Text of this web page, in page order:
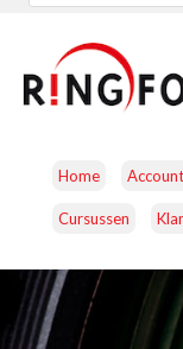
Home Account
Cursussen
CAMERA’S